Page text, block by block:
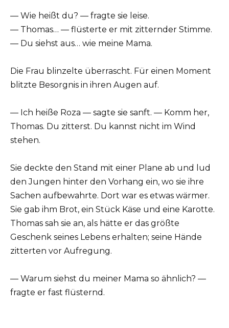
— Wie heißt du? — fragte sie leise.
— Thomas… — flüsterte er mit zitternder Stimme.
— Du siehst aus… wie meine Mama.
Die Frau blinzelte überrascht. Für einen Moment
blitzte Besorgnis in ihren Augen auf.
— Ich heiße Roza — sagte sie sanft. — Komm her,
Thomas. Du zitterst. Du kannst nicht im Wind
stehen.
Sie deckte den Stand mit einer Plane ab und lud
den Jungen hinter den Vorhang ein, wo sie ihre
Sachen aufbewahrte. Dort war es etwas wärmer.
Sie gab ihm Brot, ein Stück Käse und eine Karotte.
Thomas sah sie an, als hätte er das größte
Geschenk seines Lebens erhalten; seine Hände
zitterten vor Aufregung.
— Warum siehst du meiner Mama so ähnlich? —
fragte er fast flüsternd.